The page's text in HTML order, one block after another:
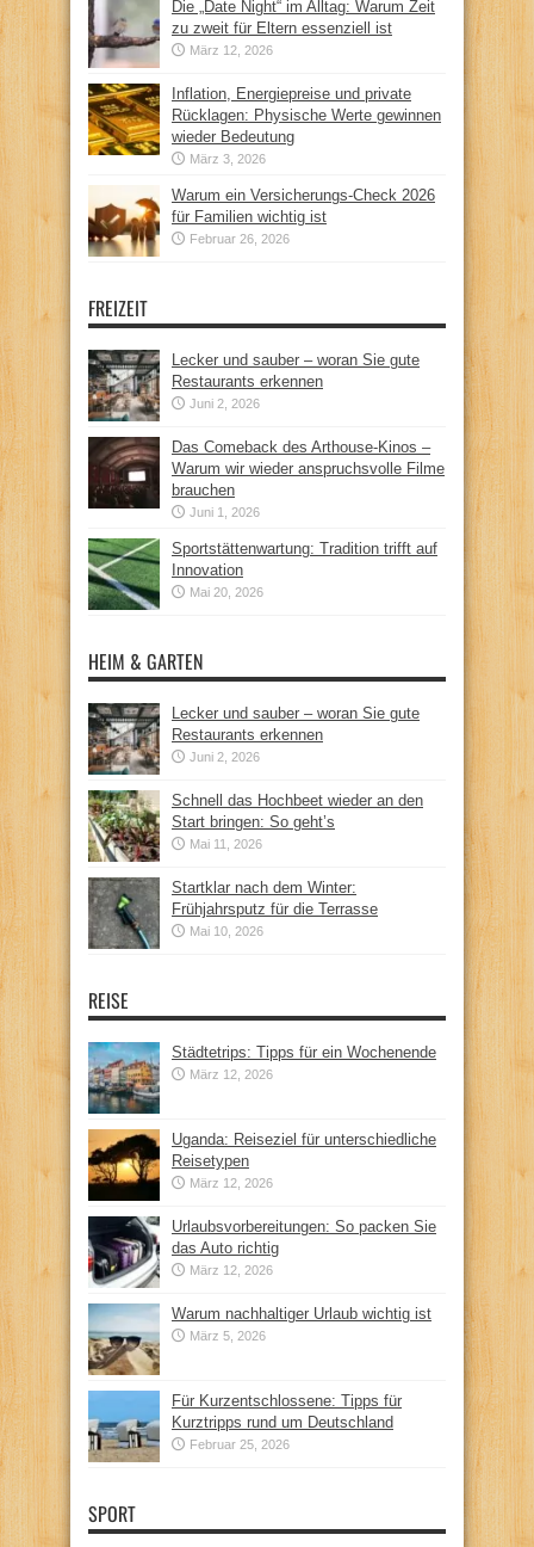
Die „Date Night“ im Alltag: Warum Zeit
zu zweit für Eltern essenziell ist
März 12, 2026
Inflation, Energiepreise und private
Rücklagen: Physische Werte gewinnen
wieder Bedeutung
März 3, 2026
Warum ein Versicherungs-Check 2026
für Familien wichtig ist
Februar 26, 2026
FREIZEIT
Lecker und sauber – woran Sie gute
Restaurants erkennen
Juni 2, 2026
Das Comeback des Arthouse-Kinos –
Warum wir wieder anspruchsvolle Filme
brauchen
Juni 1, 2026
Sportstättenwartung: Tradition trifft auf
Innovation
Mai 20, 2026
HEIM & GARTEN
Lecker und sauber – woran Sie gute
Restaurants erkennen
Juni 2, 2026
Schnell das Hochbeet wieder an den
Start bringen: So geht’s
Mai 11, 2026
Startklar nach dem Winter:
Frühjahrsputz für die Terrasse
Mai 10, 2026
REISE
Städtetrips: Tipps für ein Wochenende
März 12, 2026
Uganda: Reiseziel für unterschiedliche
Reisetypen
März 12, 2026
Urlaubsvorbereitungen: So packen Sie
das Auto richtig
März 12, 2026
Warum nachhaltiger Urlaub wichtig ist
März 5, 2026
Für Kurzentschlossene: Tipps für
Kurztripps rund um Deutschland
Februar 25, 2026
SPORT